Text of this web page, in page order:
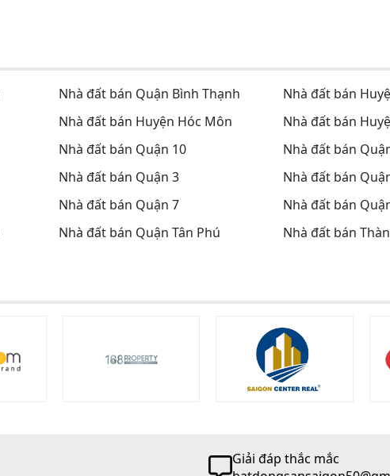
Nhà đất bán Quận Bình Thạnh
Nhà đất bán
Nhà đất bán Huyện Hóc Môn
Nhà đất bán
Nhà đất bán Quận 10
Nhà đất bán
Nhà đất bán Quận 3
Nhà đất bán
Nhà đất bán Quận 7
Nhà đất bán
Nhà đất bán Quận Tân Phú Nhà đất bán
Giải đáp thắc mắc